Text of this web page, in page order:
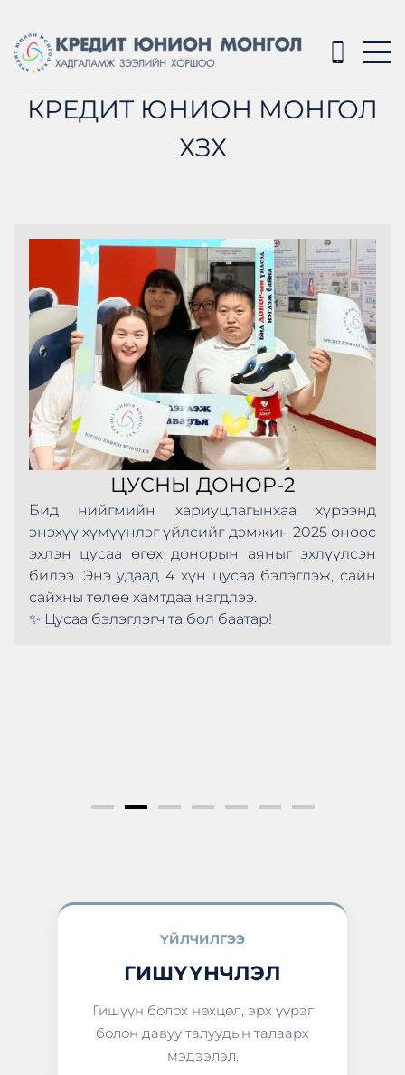
КРЕДИТ ЮНИОН МОНГОЛ
ХЗХ
ЦУСНЫ ДОНОР-2
Бид нийгмийн хариуцлагынхаа хүрээнд
энэхүү хүмүүнлэг үйлсийг дэмжин 2025 оноос
эхлэн цусаа өгөх донорын аяныг эхлүүлсэн
билээ. Энэ удаад 4 хүн цусаа бэлэглэж, сайн
сайхны төлөө хамтдаа нэгдлээ.
✨ Цусаа бэлэглэгч та бол баатар!
ҮЙЛЧИЛГЭЭ
ГИШҮҮНЧЛЭЛ
Гишүүн болох нөхцөл, эрх үүрэг
болон давуу талуудын талаарх
мэдээлэл.